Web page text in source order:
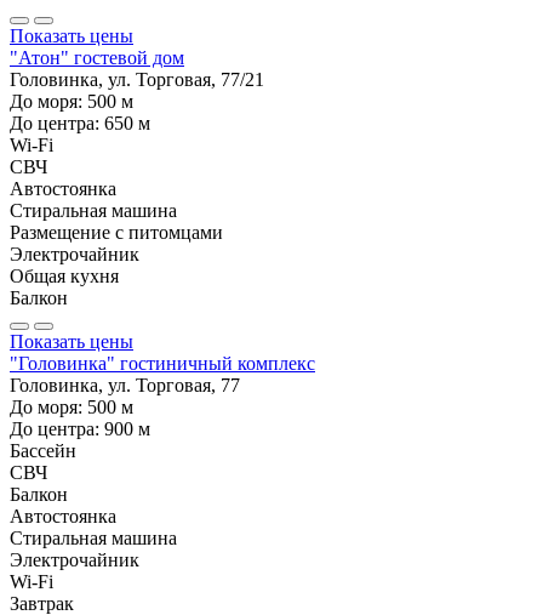
Показать цены
"Атон" гостевой дом
Головинка, ул. Торговая, 77/21
До моря: 500 м
До центра: 650 м
Wi-Fi
СВЧ
Автостоянка
Стиральная машина
Размещение с питомцами
Электрочайник
Общая кухня
Балкон
Показать цены
"Головинка" гостиничный комплекс
Головинка, ул. Торговая, 77
До моря: 500 м
До центра: 900 м
Бассейн
СВЧ
Балкон
Автостоянка
Стиральная машина
Электрочайник
Wi-Fi
Завтрак